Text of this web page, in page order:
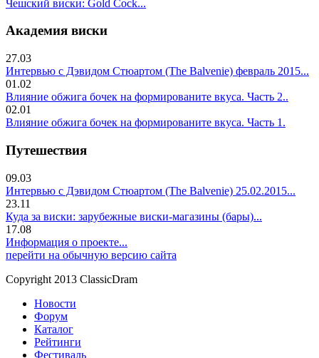
Чешский виски: Gold Cock...
Академия виски
27.03
Интервью с Дэвидом Стюартом (The Balvenie) февраль 2015...
01.02
Влияние обжига бочек на формированите вкуса. Часть 2..
02.01
Влияние обжига бочек на формированите вкуса. Часть 1.
Путешествия
09.03
Интервью с Дэвидом Стюартом (The Balvenie) 25.02.2015...
23.11
Куда за виски: зарубежные виски-магазины (бары)...
17.08
Информация о проекте...
перейти на обычную версию сайта
Copyright 2013 ClassicDram
Новости
Форум
Каталог
Рейтинги
Фестиваль